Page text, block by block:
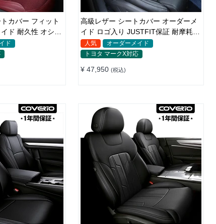
カバー フィット
ド 耐久性 オシャ
ド
高級レザー シートカバー オーダーメ
イド ロゴ入り JUSTFIT保証 耐摩耗性
全席セット
人気
オーダーメイド
トヨタ マークX対応
¥ 47,950 (税込)